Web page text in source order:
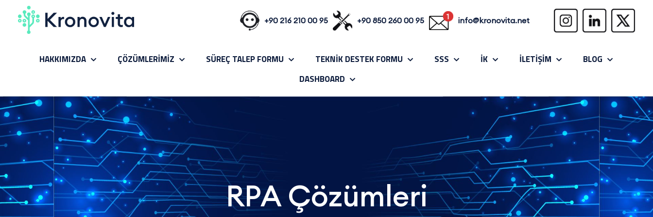
+90 216 210 00 95 +90 850 260 00 95 info@kronovita.net
HAKKIMIZDA ÇÖZÜMLERİMİZ SÜREÇ TALEP FORMU TEKNİK DESTEK FORMU SSS İK İLETİŞİM
BLOG
DASHBOARD
RPA Çözümleri